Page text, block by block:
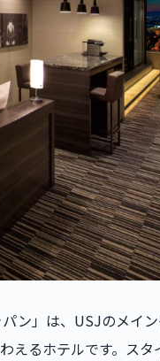
ン」は、USJのメイ
えるホテルです。スタ